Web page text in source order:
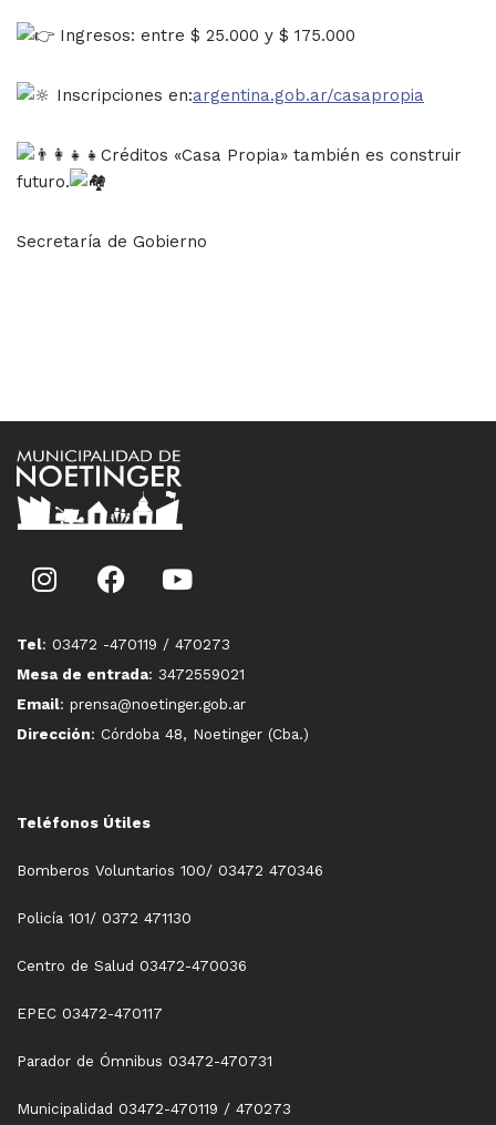
Ingresos: entre $ 25.000 y $ 175.000
Inscripciones en:argentina.gob.ar/casapropia
Créditos «Casa Propia» también es construir
futuro.
Secretaría de Gobierno
Tel: 03472 -470119 / 470273
Mesa de entrada: 3472559021
Email: prensa@noetinger.gob.ar
Dirección: Córdoba 48, Noetinger (Cba.)
Teléfonos Útiles
Bomberos Voluntarios 100/ 03472 470346
Policía 101/ 0372 471130
Centro de Salud 03472-470036
EPEC 03472-470117
Parador de Ómnibus 03472-470731
Municipalidad 03472-470119 / 470273